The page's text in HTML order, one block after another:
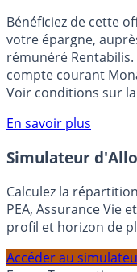
🎁 Bon plan
Bénéficiez de cette
votre épargne,
rémunéré Rentabilis.
Voir conditions sur la
En savoir plus
Simulateur
Calculez la
PEA, Assurance Vie
profil et horizon de